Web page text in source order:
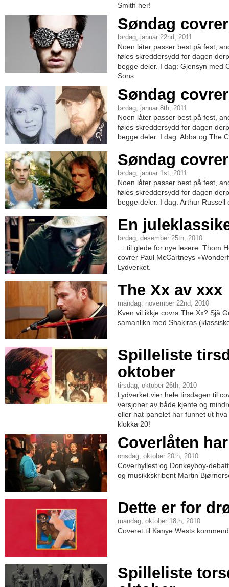
Smith her!
Søndag
lørdag, januar 22nd, 2011
Noen låter passer best på fest,
føles skreddersydd for dagen
begge deler. I dag: Gjensyn med
Sons
Søndag
lørdag, januar 8th, 2011
Noen låter passer best på fest,
føles skreddersydd for dagen
begge deler. I dag: Abba og The
Søndag
lørdag, januar 1st, 2011
Noen låter passer best på fest,
føles skreddersydd for dagen
begge deler. I dag: Arthur Russell
En
lørdag, desember 25th, 2010
… til glede for nye lesere: Thom
covrer Paul McCartneys
Lydverket.
The Xx av xxx
mandag, november 22nd, 2010
Kven vil ikkje covra The Xx? Sjå
samanlikn med Shakiras
Spilleliste
oktober
tirsdag, oktober 26th, 2010
Lydverket vier hele tirsdagen til
versjoner av både kjente og
eller hat-panelet har funnet ut
klokka 20!
Coverlåten
onsdag, oktober 20th, 2010
Coverhyllest og Donkeyboy-
og musikkskribent Martin
Dette er for
mandag, oktober 18th, 2010
Coveret til Kanye Wests
Spilleliste